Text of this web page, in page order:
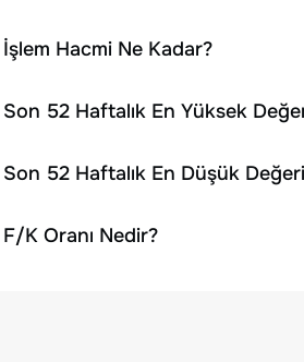
Hacmi Ne Kadar?
52 Haftalık En Yüksek
52 Haftalık En Düşük
K Oranı Nedir?